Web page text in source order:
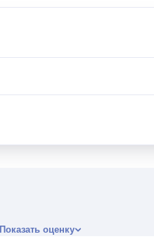
Показать оценку